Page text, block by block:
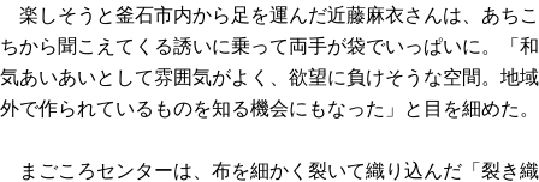
楽しそうと釜石市内から足を運んだ近藤麻衣さんは、あちこ
ちから聞こえてくる誘いに乗って両手が袋でいっぱいに。「和
気あいあいとして雰囲気がよく、欲望に負けそうな空間。地域
外で作られているものを知る機会にもなった」と目を細めた。
まごころセンターは、布を細かく裂いて織り込んだ「裂き織